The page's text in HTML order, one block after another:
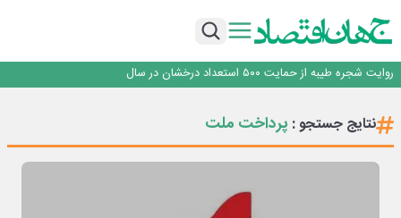
کنترل و ماژول وایرلس بومی‌سازی شده جرثقیل‌های فولاد هرمزگان، جایگزین نمونه
خارجی
خدمت رسانی بیمه دی با تکیه بر تحول دیجیتال همراه با افزایش کیفیت ، این
روایت شجره طیبه از حمایت ۵۰۰ استعداد درخشان در سال
با آزمون موفقیت‌آمیز بیش از یک سال بهره‌برداری و بدون خرابی حاصل شد؛ ریموت
کنترل و ماژول وایرلس بومی‌سازی شده جرثقیل‌های فولاد هرمزگان، جایگزین نمونه
خارجی
خدمت رسانی بیمه دی با تکیه بر تحول دیجیتال همراه با افزایش کیفیت ، این
نتایج جستجو : پرداخت ملت